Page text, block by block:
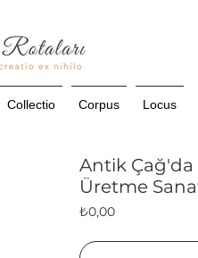
Collectio Corpus Locus
Antik Çağ'da
Üretme
₺0,00Fiyat